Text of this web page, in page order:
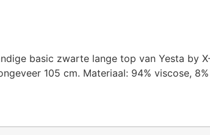
basic zwarte lange top van Yesta by
105 cm. Materiaal: 94% viscose,